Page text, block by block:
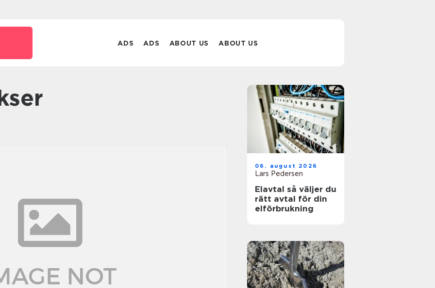
ADS ADS ABOUT US ABOUT US
06. august 2026
Lars Pedersen
Elavtal så väljer du
rätt avtal för din
elförbrukning